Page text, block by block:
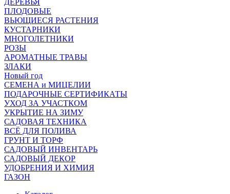
ДЕРЕВЬЯ
ПЛОДОВЫЕ
ВЬЮЩИЕСЯ РАСТЕНИЯ
КУСТАРНИКИ
МНОГОЛЕТНИКИ
РОЗЫ
АРОМАТНЫЕ ТРАВЫ
ЗЛАКИ
Новый год
СЕМЕНА и МИЦЕЛИИ
ПОДАРОЧНЫЕ СЕРТИФИКАТЫ
УХОД ЗА УЧАСТКОМ
УКРЫТИЕ НА ЗИМУ
САДОВАЯ ТЕХНИКА
ВСЁ ДЛЯ ПОЛИВА
ГРУНТ И ТОРФ
САДОВЫЙ ИНВЕНТАРЬ
САДОВЫЙ ДЕКОР
УДОБРЕНИЯ И ХИМИЯ
ГАЗОН